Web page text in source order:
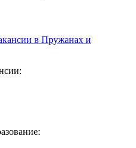
в Пружанах и